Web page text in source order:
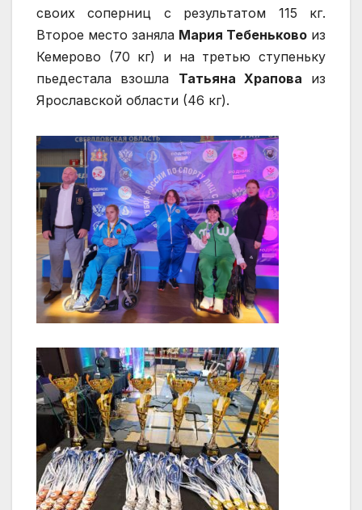
своих соперниц с результатом 115 кг.
Второе место заняла Мария Тебеньково из
Кемерово (70 кг) и на третью ступеньку
пьедестала взошла Татьяна Храпова из
Ярославской области (46 кг).